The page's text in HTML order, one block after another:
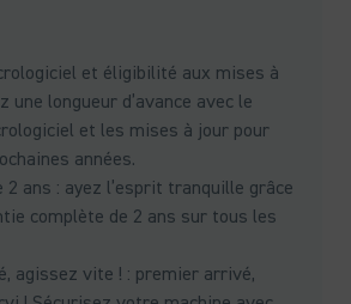
et éligibilité aux mises à
une longueur d’avance avec le
et les mises à jour pour
années.
2 ans : ayez l’esprit tranquille grâce
complète de 2 ans sur tous les
agissez vite ! : premier arrivé,